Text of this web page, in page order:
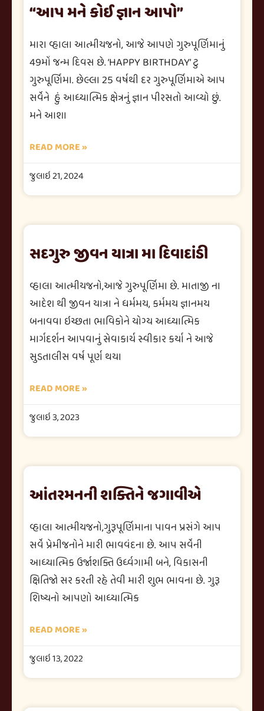
“આપ મને કોઈ જ્ઞાન આપો”
મારા વ્હાલા આત્મીયજનો, આજે આપણે ગુરુપૂર્ણિમાનું
49મોં જન્મ દિવસ છે. ‘HAPPY BIRTHDAY’ ટુ
ગુરુપૂર્ણિમા. છેલ્લા 25 વર્ષથી દર ગુરુપૂર્ણિમાએ આપ
સર્વેને હું આધ્યાત્મિક ક્ષેત્રનું જ્ઞાન પીરસતો આવ્યો છું.
મને આશા
READ MORE »
જુલાઇ 21, 2024
સદગુરુ જીવન યાત્રા મા દિવાદાંડી
વ્હાલા આત્મીયજનો,આજે ગુરુપૂર્ણિમા છે. માતાજી ના
આદેશ થી જીવન યાત્રા ને ધર્મમય, કર્મમય જ્ઞાનમય
બનાવવા ઇચ્છતા ભાવિકોને યોગ્ય આધ્યાત્મિક
માર્ગદર્શન આપવાનું સેવાકાર્ય સ્વીકાર કર્યા ને આજે
સુડતાલીસ વર્ષ પૂર્ણ થયા
READ MORE »
જુલાઇ 3, 2023
આંતરમનની શક્તિને જગાવીએ
વ્હાલા આત્મીયજનો,ગુરૂપૂર્ણિમાના પાવન પ્રસંગે આપ
સર્વે પ્રેમીજનોને મારી ભાવવંદના છે. આપ સર્વેની
આધ્યાત્મિક ઉર્જાશક્તિ ઉર્ધ્વગામી બને, વિકાસની
ક્ષિતિજો સર કરતી રહે તેવી મારી શુભ ભાવના છે. ગુરૂ
શિષ્યનો આપણો આધ્યાત્મિક
READ MORE »
જુલાઇ 13, 2022